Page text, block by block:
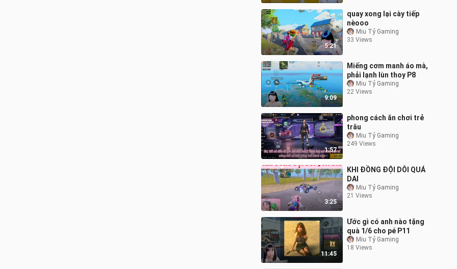
5:21
quay xong lại cày tiếp
nèooo
Miu Tỷ Gaming
33 Views
9:09
Miếng cơm manh áo mà,
phải lạnh lùn thoy P8
Miu Tỷ Gaming
22 Views
1:57
phong cách ăn chơi trẻ
trâu
Miu Tỷ Gaming
249 Views
3:25
KHI ĐỒNG ĐỘI DỖI QUÁ
DAI
Miu Tỷ Gaming
21 Views
11:45
Ước gì có anh nào tặng
quà 1/6 cho pé P11
Miu Tỷ Gaming
18 Views